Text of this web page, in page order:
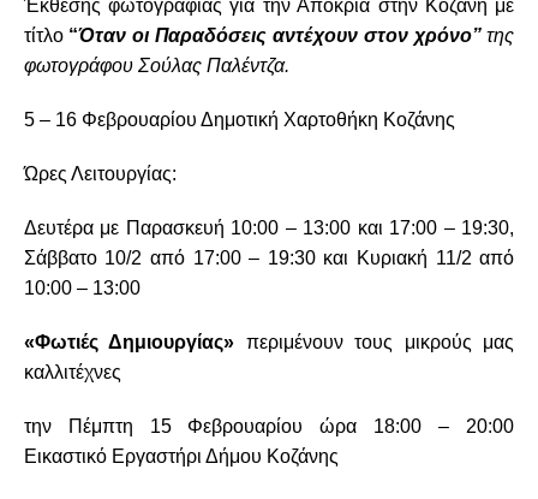
Έκθεσης φωτογραφίας για την Αποκριά στην Κοζάνη με
τίτλο“Όταν οι Παραδόσεις αντέχουν στον χρόνο”της
φωτογράφου Σούλας Παλέντζα.
5 – 16 Φεβρουαρίου Δημοτική Χαρτοθήκη Κοζάνης
Ώρες Λειτουργίας:
Δευτέρα με Παρασκευή 10:00 – 13:00 και 17:00 – 19:30,
Σάββατο 10/2 από 17:00 – 19:30 και Κυριακή 11/2 από
10:00 – 13:00
«Φωτιές Δημιουργίας» περιμένουν τους μικρούς μας
καλλιτέχνες
την Πέμπτη 15 Φεβρουαρίου ώρα 18:00 – 20:00
Εικαστικό Εργαστήρι Δήμου Κοζάνης